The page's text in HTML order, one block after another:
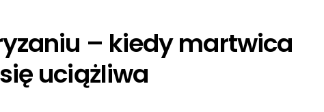
– kiedy martwica
uciążliwa